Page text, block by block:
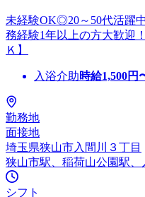
未経験OK◎20～50代活躍
務経験1年以上の方大歓迎
Ｋ】
入浴介助時給1,500円
勤務地
面接地
埼玉県狭山市入間川３丁目
狭山市駅、稲荷山公園駅、
シフト